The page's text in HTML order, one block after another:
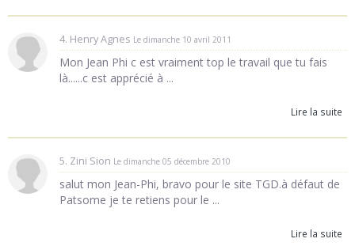
4. Henry Agnes Le dimanche 10 avril 2011
Mon Jean Phi c est vraiment top le travail que tu fais
là......c est apprécié à ...
Lire la suite
5. Zini Sion Le dimanche 05 décembre 2010
salut mon Jean-Phi, bravo pour le site TGD.à défaut de
Patsome je te retiens pour le ...
Lire la suite